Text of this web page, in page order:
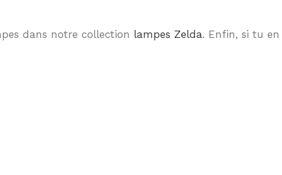
dans notre collection lampes Zelda. Enfin, si tu en